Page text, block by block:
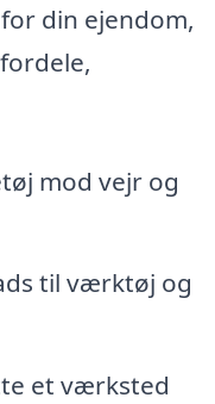
din ejendom,
mod vejr og
til værktøj og
et værksted